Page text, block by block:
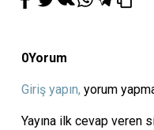
0Yorum
Giriş yapın, yorum
Yayına ilk cevap veren